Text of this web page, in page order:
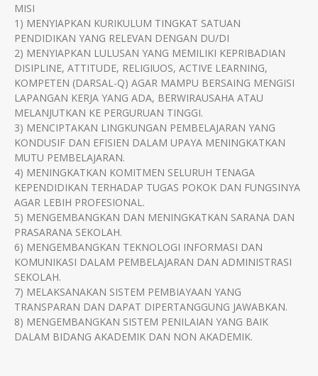
MISI
1) MENYIAPKAN KURIKULUM TINGKAT SATUAN
PENDIDIKAN YANG RELEVAN DENGAN DU/DI
2) MENYIAPKAN LULUSAN YANG MEMILIKI KEPRIBADIAN
DISIPLINE, ATTITUDE, RELIGIUOS, ACTIVE LEARNING,
KOMPETEN (DARSAL-Q) AGAR MAMPU BERSAING MENGISI
LAPANGAN KERJA YANG ADA, BERWIRAUSAHA ATAU
MELANJUTKAN KE PERGURUAN TINGGI.
3) MENCIPTAKAN LINGKUNGAN PEMBELAJARAN YANG
KONDUSIF DAN EFISIEN DALAM UPAYA MENINGKATKAN
MUTU PEMBELAJARAN.
4) MENINGKATKAN KOMITMEN SELURUH TENAGA
KEPENDIDIKAN TERHADAP TUGAS POKOK DAN FUNGSINYA
AGAR LEBIH PROFESIONAL.
5) MENGEMBANGKAN DAN MENINGKATKAN SARANA DAN
PRASARANA SEKOLAH.
6) MENGEMBANGKAN TEKNOLOGI INFORMASI DAN
KOMUNIKASI DALAM PEMBELAJARAN DAN ADMINISTRASI
SEKOLAH.
7) MELAKSANAKAN SISTEM PEMBIAYAAN YANG
TRANSPARAN DAN DAPAT DIPERTANGGUNG JAWABKAN.
8) MENGEMBANGKAN SISTEM PENILAIAN YANG BAIK
DALAM BIDANG AKADEMIK DAN NON AKADEMIK.